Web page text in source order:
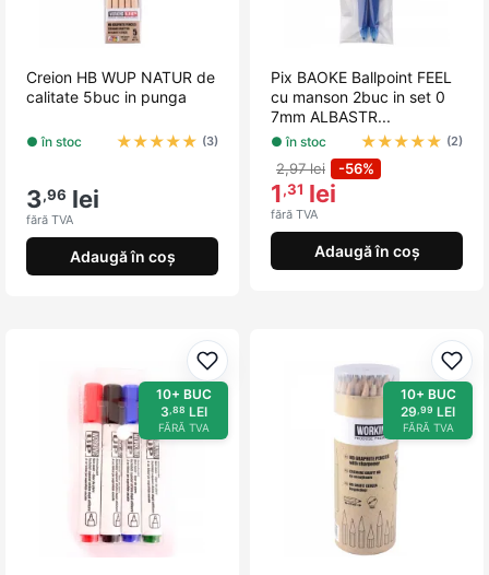
Creion HB WUP NATUR de
calitate 5buc in punga
● în stoc ★★★★★ (3)
3,96 lei
fără TVA
Adaugă în coș
Pix BAOKE Ballpoint FEEL
cu manson 2buc in set 0
7mm ALBASTR...
● în stoc ★★★★★ (2)
2,97 lei -56%
1,31 lei
fără TVA
Adaugă în coș
Adaugă la favorite
10+ BUC
3,88 LEI
FĂRĂ TVA
10+ BUC
29,99 LEI
FĂRĂ TVA